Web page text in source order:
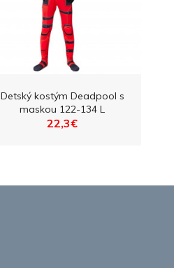
Detský kostým Deadpool s
maskou 122-134 L
22,3€